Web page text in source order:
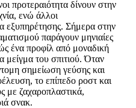
προτεραιότητα δίνουν στην
ενώ άλλοι
εξυπηρέτησης. Σήμερα στην
παράγουν μηνιαίες
ένα προφίλ από μοναδική
μείγμα του σπιτιού. Όταν
σημείωση γεύσης και
το επίπεδο ροστ και
με ζαχαροπλαστικά,
σνακ.